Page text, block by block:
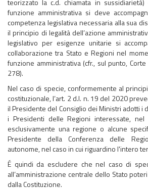
teorizzato la c.d. chiamata in sussidiarietà)
funzione amministrativa si deve
competenza legislativa necessaria alla sua
il principio di legalità dell’azione
legislativo per esigenze unitarie si
collaborazione tra Stato e Regioni nel
funzione amministrativa (cfr., sul punto,
278).
Nel caso di specie, conformemente al
costituzionale, l’art. 2 d.l. n. 19 del 2020
il Presidente del Consiglio dei Ministri adotti i
i Presidenti delle Regioni interessate, nel
esclusivamente una regione o alcune
Presidente della Conferenza delle
autonome, nel caso in cui riguardino l'intero
É quindi da escludere che nel caso di
all’amministrazione centrale dello Stato
dalla Costituzione.